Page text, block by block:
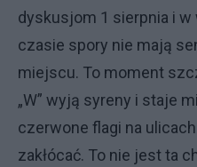
dyskusjom 1 sierpnia i w
czasie spory nie mają
miejscu. To moment
„W” wyją syreny i staje
czerwone flagi na
zakłócać. To nie jest ta